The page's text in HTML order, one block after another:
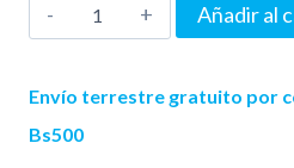
Cube
Metallic
Pyraminx
Añadir al
Envío terrestre gratuito por
Bs500